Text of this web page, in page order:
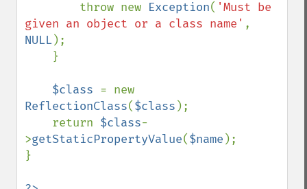
        throw new
Exception( 'Must be
given an object or a class name'
NULL);
$class
ReflectionClass($class );
    return
$class-
>getStaticPropertyValue($name );
}